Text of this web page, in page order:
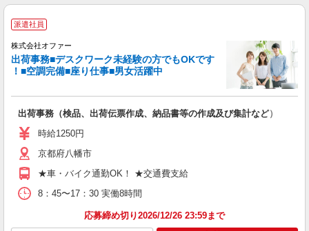
派遣社員
株式会社オファー
出荷事務■デスクワーク未経験の方でもOKです
！■空調完備■座り仕事■男女活躍中
出荷事務（検品、出荷伝票作成、納品書等の作成及び集計など）
時給1250円
京都府八幡市
★車・バイク通勤OK！ ★交通費支給
8：45〜17：30 実働8時間
応募締め切り2026/12/26 23:59まで